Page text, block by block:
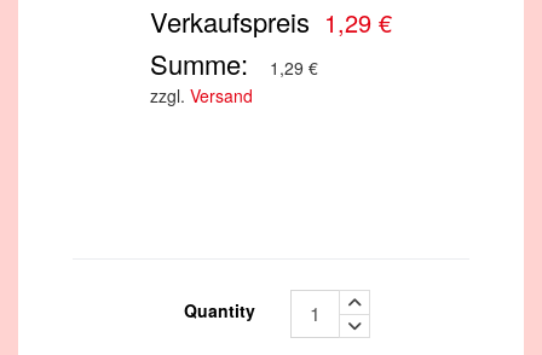
Verkaufspreis 1,29 €
Summe:
1,29 €
zzgl. Versand
Quantity